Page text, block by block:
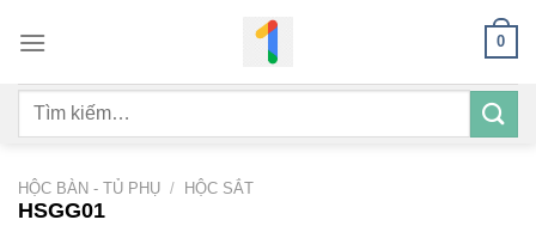
qua
dung
0
Tìm
HỘC BÀN - TỦ PHỤ / HỘC SẮT
HSGG01